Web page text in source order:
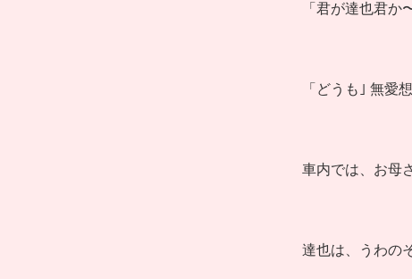
「君が達也君か
「どうも｣ 無愛
車内では、お母
達也は、うわの